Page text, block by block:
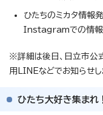
ひたちのミカタ情報
Instagramでの情
※詳細は後日、日立市公式
用LINEなどでお知らせし
ひたち大好き集まれ